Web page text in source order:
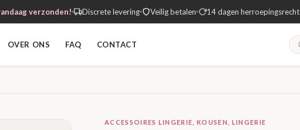
verzonden! Discrete levering Veilig betalen 14 dagen herroepingsrecht
OVER ONS FAQ CONTACT
ACCESSOIRES LINGERIE, KOUSEN, LINGERIE